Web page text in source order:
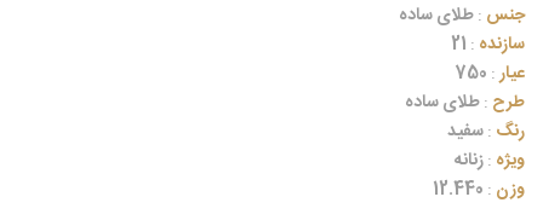
جنس :طلای ساده
سازنده :
عیار:
طرح :طلای ساده
رنگ :سفید
ویژه :زنانه
وزن :